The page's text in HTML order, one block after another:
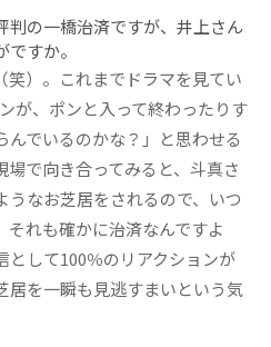
判の一橋治済ですが、井上さん
すか。
）。これまでドラマを見てい
が、ポンと入って終わったりす
でいるのかな？」と思わせる
で向き合ってみると、斗真さ
うなお芝居をされるので、いつ
れも確かに治済なんですよ
して100％のリアクションが
居を一瞬も見逃すまいという気